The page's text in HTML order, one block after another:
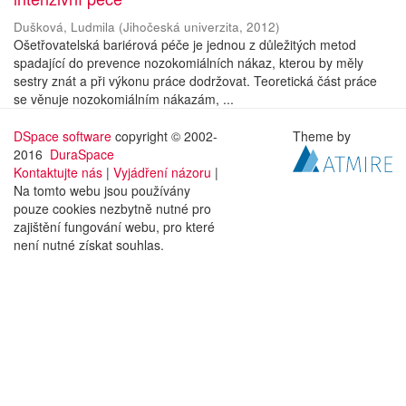
Dušková, Ludmila (Jihočeská univerzita, 2012)
Ošetřovatelská bariérová péče je jednou z důležitých metod
spadající do prevence nozokomiálních nákaz, kterou by měly
sestry znát a při výkonu práce dodržovat. Teoretická část práce
se věnuje nozokomiálním nákazám, ...
DSpace software copyright © 2002-
2016 DuraSpace
Kontaktujte nás | Vyjádření názoru |
Na tomto webu jsou používány
pouze cookies nezbytně nutné pro
zajištění fungování webu, pro které
není nutné získat souhlas.
Theme by